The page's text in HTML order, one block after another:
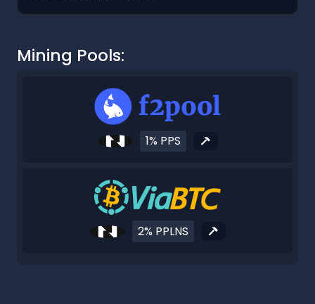
Mining Pools:
1% PPS
2% PPLNS